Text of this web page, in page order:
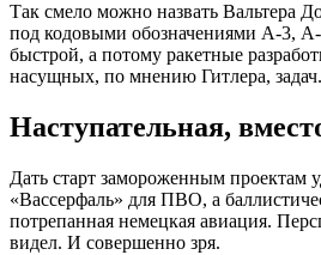
Так смело можно назвать Вальтера
под кодовыми обозначениями А-3,
быстрой, а потому ракетные
насущных, по мнению Гитлера, задач.
Наступательная,
Дать старт замороженным проектам
«Вассерфаль» для ПВО, а
потрепанная немецкая авиация.
видел. И совершенно зря.